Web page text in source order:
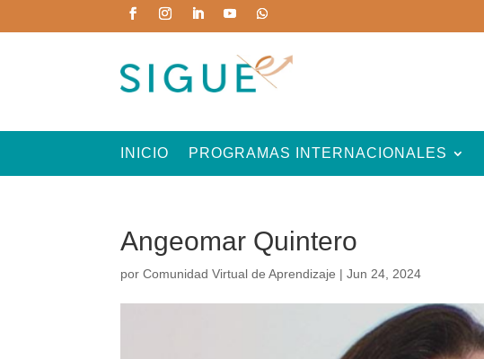
INICIO PROGRAMAS INTERNACIONALES
Angeomar Quintero
porComunidad Virtual de Aprendizaje |Jun 24, 2024